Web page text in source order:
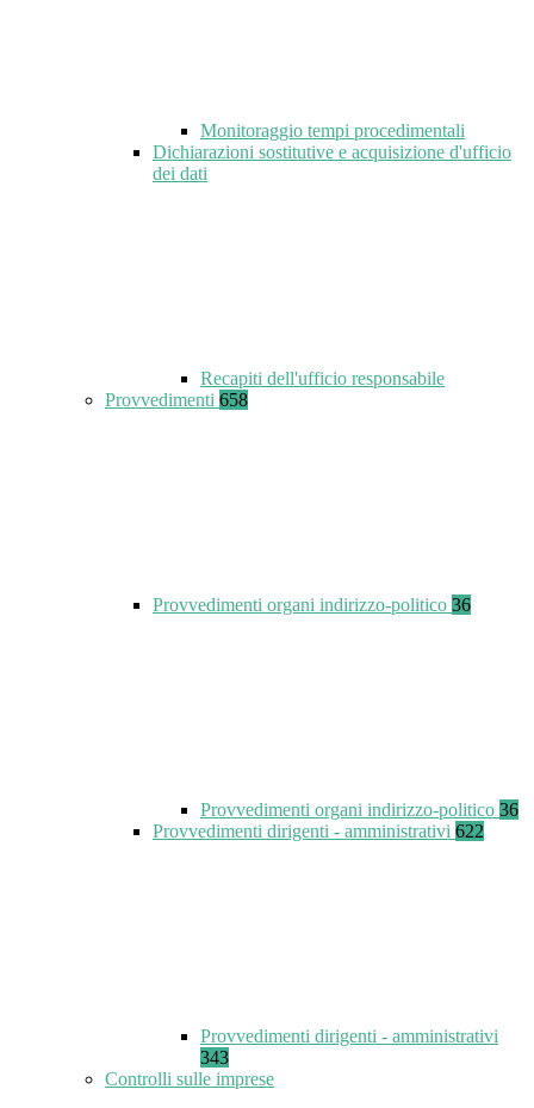
Monitoraggio tempi procedimentali
Dichiarazioni sostitutive e acquisizione d'ufficio
dei dati
Recapiti dell'ufficio responsabile
Provvedimenti 658
Provvedimenti organi indirizzo-politico 36
Provvedimenti organi indirizzo-politico 36
Provvedimenti dirigenti - amministrativi 622
Provvedimenti dirigenti - amministrativi
343
Controlli sulle imprese